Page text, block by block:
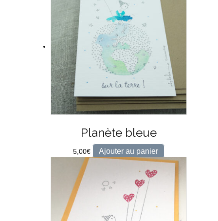
Planète bleue
5,00€ Ajouter au panier